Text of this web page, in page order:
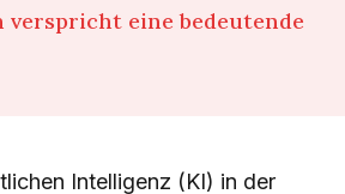
eine bedeutende
Intelligenz (KI) in der